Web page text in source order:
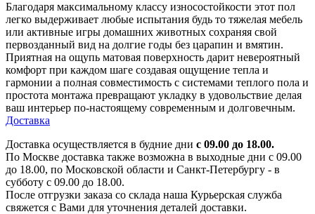
Благодаря максимальному классу износостойкости этот пол
легко выдерживает любые испытания будь то тяжелая мебель
или активные игры домашних животных сохраняя свой
первозданный вид на долгие годы без царапин и вмятин.
Приятная на ощупь матовая поверхность дарит невероятный
комфорт при каждом шаге создавая ощущение тепла и
гармонии а полная совместимость с системами теплого пола и
простота монтажа превращают укладку в удовольствие делая
ваш интерьер по-настоящему современным и долговечным.
Доставка
Доставка осуществляется в будние дни с 09.00 до 18.00.
По Москве доставка также возможна в выходные дни с 09.00
до 18.00, по Московской области и Санкт-Петербургу - в
субботу с 09.00 до 18.00.
После отгрузки заказа со склада наша Курьерская служба
свяжется с Вами для уточнения деталей доставки.